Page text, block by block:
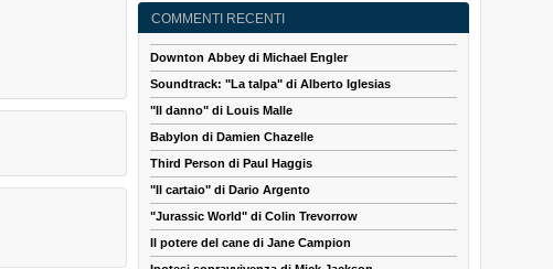
COMMENTI RECENTI
Downton Abbey di Michael Engler
Soundtrack: "La talpa" di Alberto Iglesias
"Il danno" di Louis Malle
Babylon di Damien Chazelle
Third Person di Paul Haggis
"Il cartaio" di Dario Argento
"Jurassic World" di Colin Trevorrow
Il potere del cane di Jane Campion